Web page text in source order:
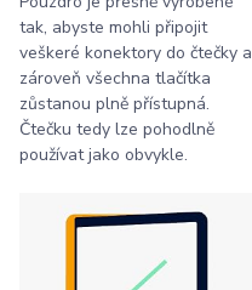
tak, abyste mohli připojit
veškeré konektory do čtečky a
zároveň všechna tlačítka
zůstanou plně přístupná.
Čtečku tedy lze pohodlně
používat jako obvykle.